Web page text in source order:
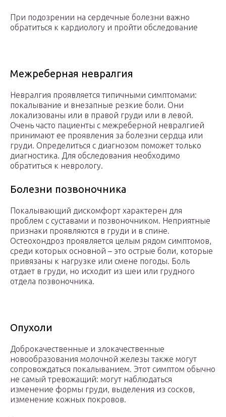
При подозрении на сердечные болезни важно
обратиться к кардиологу и пройти обследование
Межреберная невралгия
Невралгия проявляется типичными симптомами:
покалывание и внезапные резкие боли. Они
локализованы или в правой груди или в левой.
Очень часто пациенты с межреберной невралгией
принимают ее проявления за болезни сердца или
груди. Определиться с диагнозом поможет только
диагностика. Для обследования необходимо
обратиться к неврологу.
Болезни позвоночника
Покалывающий дискомфорт характерен для
проблем с суставами и позвоночником. Неприятные
признаки проявляются в груди и в спине.
Остеохондроз проявляется целым рядом симптомов,
среди которых основной – это острые боли, которые
привязаны к нагрузке или смене погоды. Боль
отдает в груди, но исходит из шеи или грудного
отдела позвоночника.
Опухоли
Доброкачественные и злокачественные
новообразования молочной железы также могут
сопровождаться покалыванием. Этот симптом обычно
не самый тревожащий: могут наблюдаться
изменение формы груди, выделения из сосков,
изменение кожных покровов.